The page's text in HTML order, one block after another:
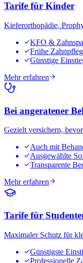
Tarife für Kinder
Kieferorthopädie,
KFO &
Frühe
Günstige
Mehr erfahren
Bei angeratener
Gezielt versichern,
Auch mit
Ausgewählte
Transparente
Mehr erfahren
Tarife für
Maximaler Schutz für
Günstigste
Professionelle